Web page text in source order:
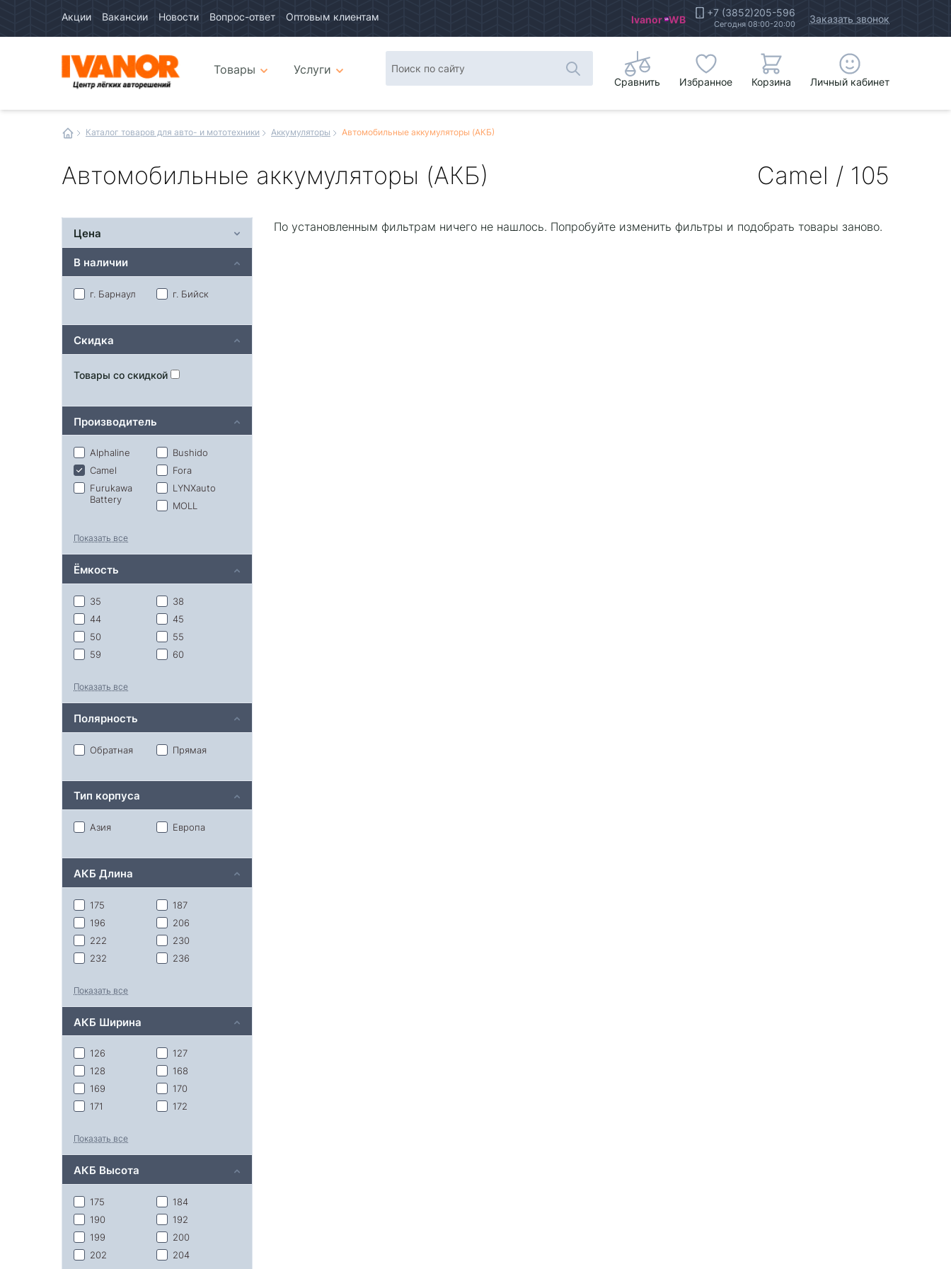
Акции Вакансии Новости Вопрос-ответ Оптовым клиентам Ivanor WB +7 (3852)205-596
Сегодня 08:00-20:00 Заказать звонок
интернетТовары
Услуги
Сравнить Избранное Корзина Личный кабинет
Каталог товаров для авто- и мототехники Аккумуляторы Автомобильные аккумуляторы (АКБ)
Автомобильные аккумуляторы (АКБ) Camel / 105
По установленным фильтрам ничего не нашлось. Попробуйте изменить фильтры и подобрать товары заново.
Цена
В наличии
г. Барнаул г. Бийск
Скидка
Товары со скидкой
Производитель
Alphaline
Bushido
Camel
Fora
Furukawa
Battery
LYNXauto
MOLL
Stalwart
Tab
Topla
Tumen
Показать все
Ёмкость
35
38
44
45
50
55
59
60
65
70
74
75
115
190
220
Показать все
Полярность
Обратная Прямая
Тип корпуса
Азия Европа
АКБ Длина
175
187
196
206
222
230
232
236
257
260
275
277
Показать все
АКБ Ширина
126
127
128
168
169
170
171
172
175
224
225
228
Показать все
АКБ Высота
175
184
190
192
199
200
202
204